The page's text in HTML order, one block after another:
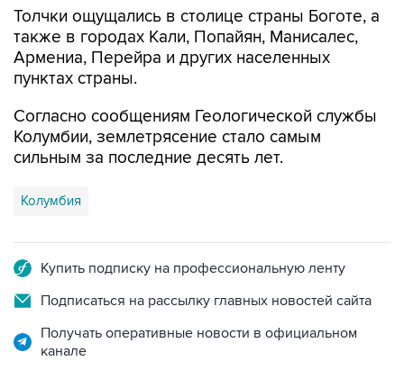
Толчки ощущались в столице страны Боготе, а
также в городах Кали, Попайян, Манисалес,
Армениа, Перейра и других населенных
пунктах страны.
Согласно сообщениям Геологической службы
Колумбии, землетрясение стало самым
сильным за последние десять лет.
Колумбия
Купить подписку на профессиональную ленту
Подписаться на рассылку главных новостей сайта
Получать оперативные новости в официальном
канале